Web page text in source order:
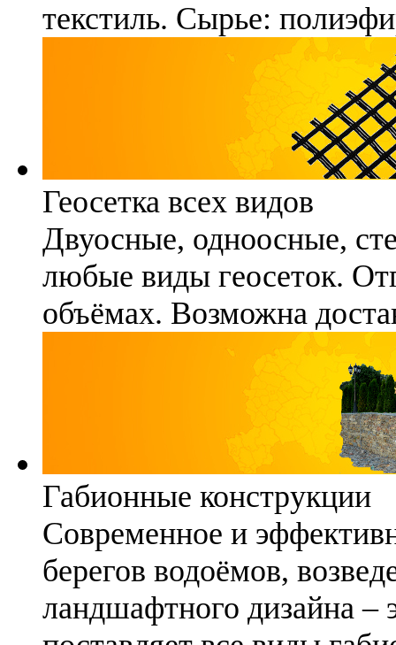
текстиль. Сырье:
Геосетка всех видов
Двуосные, одноосные,
любые виды геосеток.
объёмах. Возможна
Габионные конструкции
Современное и
берегов водоёмов,
ландшафтного дизайна